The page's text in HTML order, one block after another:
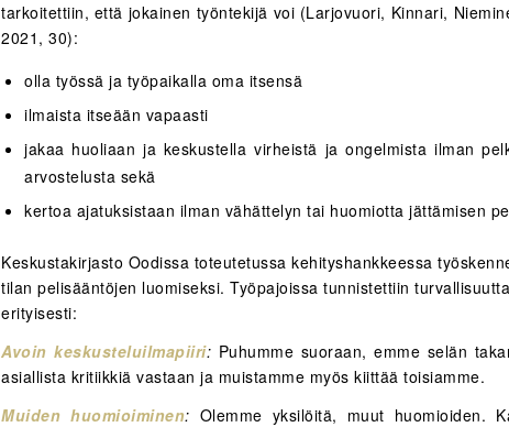
tarkoitettiin, että jokainen työntekijä voi (Larjovuori, Kinnari,
2021, 30):
olla työssä ja työpaikalla oma itsensä
ilmaista itseään vapaasti
jakaa huoliaan ja keskustella virheistä ja ongelmista ilman
arvostelusta sekä
kertoa ajatuksistaan ilman vähättelyn tai huomiotta jättämisen
Keskustakirjasto Oodissa toteutetussa kehityshankkeessa
tilan pelisääntöjen luomiseksi. Työpajoissa tunnistettiin
erityisesti:
Avoin keskusteluilmapiiri: Puhumme suoraan, emme selän
asiallista kritiikkiä vastaan ja muistamme myös kiittää toisiamme.
Muiden huomioiminen: Olemme yksilöitä, muut huomioiden.